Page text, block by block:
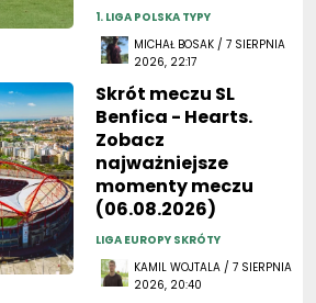
1. LIGA POLSKA TYPY
MICHAŁ BOSAK / 7 SIERPNIA
2026, 22:17
Skrót meczu SL
Benfica - Hearts.
Zobacz
najważniejsze
momenty meczu
(06.08.2026)
LIGA EUROPY SKRÓTY
KAMIL WOJTALA / 7 SIERPNIA
2026, 20:40